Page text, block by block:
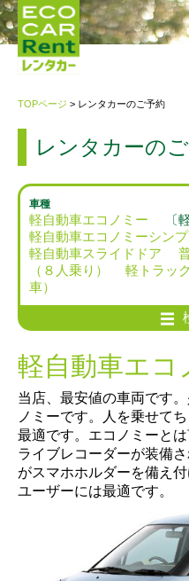
ご利用案内
会社概要
プライバシーポリシー・
会員ログイン
TOPページ > レンタカーのご予約
レンタカーの
車種
軽自動車エコノミー
〔
軽自動車エコノミーシン
軽自動車スライドドア
（８人乗り）
軽トラック
車）
軽自動車エコ
当店、最安値の車両です
ノミーです。人を乗せて
最適です。エコノミーと
ライブレコーダーが装備
がスマホホルダーを備え
ユーザーには最適です。